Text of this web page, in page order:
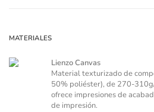
MATERIALES
Lienzo Canvas
Material texturizado de
50% poliéster), de 270-
ofrece impresiones de
de impresión.